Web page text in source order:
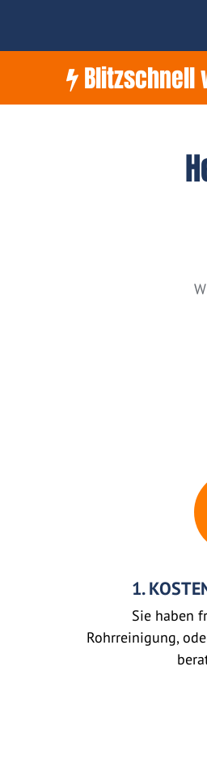
Blitzschnell
1.
Sie haben
Rohrreinigung,